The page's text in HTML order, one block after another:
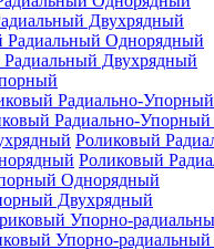
Двухрядный
Радиальный Однорядный
Радиальный Двухрядный
Радиально-
Радиально-
Роликовый
Роликовый
Однорядный
Двухрядный
Упорно-
Упорно-радиальный